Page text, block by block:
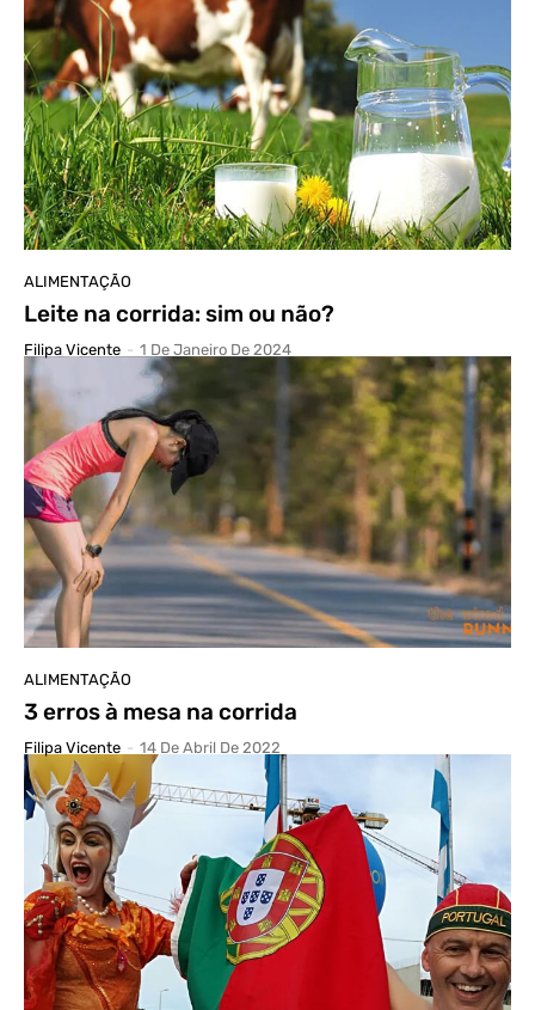
ALIMENTAÇÃO
Leite na corrida: sim ou não?
Filipa Vicente - 1 De Janeiro De 2024
ALIMENTAÇÃO
3 erros à mesa na corrida
Filipa Vicente - 14 De Abril De 2022